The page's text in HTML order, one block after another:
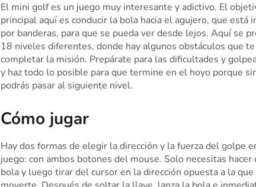
El mini golf es un juego muy interesante y adictivo. El
principal aquí es conducir la bola hacia el agujero, que está
por banderas, para que se pueda ver desde lejos. Aquí se
18 niveles diferentes, donde hay algunos obstáculos que
completar la misión. Prepárate para las dificultades y
y haz todo lo posible para que termine en el hoyo porque
podrás pasar al siguiente nivel.
Cómo jugar
Hay dos formas de elegir la dirección y la fuerza del golpe
juego: con ambos botones del mouse. Solo necesitas hacer
bola y luego tirar del cursor en la dirección opuesta a la que